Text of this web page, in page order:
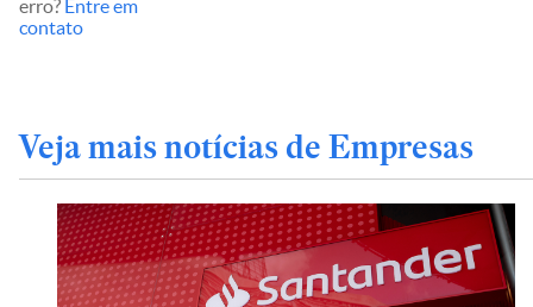
erro? Entre em
contato
Veja mais notícias de Empresas